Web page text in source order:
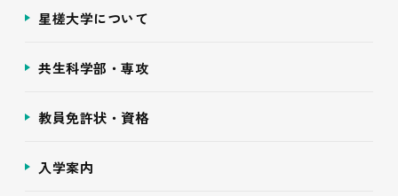
星槎大学について
共生科学部・専攻
教員免許状・資格
入学案内